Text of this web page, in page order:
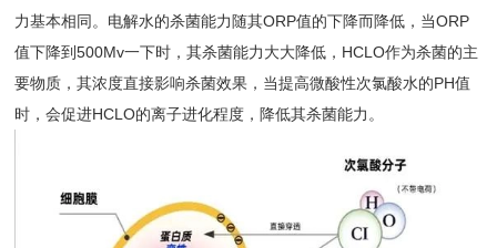
力基本相同。电解水的杀菌能力随其ORP值的下降而降低，当ORP
值下降到500Mv一下时，其杀菌能力大大降低，HCLO作为杀菌的主
要物质，其浓度直接影响杀菌效果，当提高微酸性次氯酸水的PH值
时，会促进HCLO的离子进化程度，降低其杀菌能力。